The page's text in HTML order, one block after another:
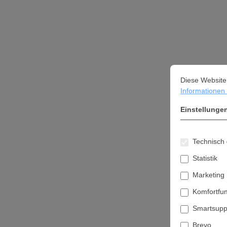
Cookie-
Diese Website
Diese
Informationen
Technisch
Statistik
Marketing
Brevo